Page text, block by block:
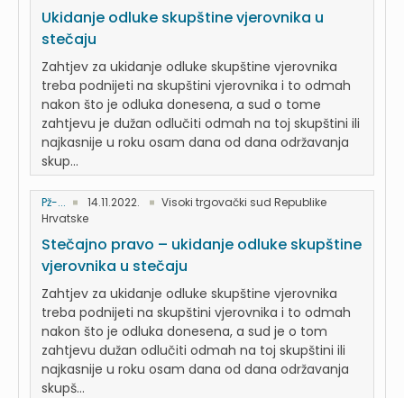
Ukidanje odluke skupštine vjerovnika u
stečaju
Zahtjev za ukidanje odluke skupštine vjerovnika
treba podnijeti na skupštini vjerovnika i to odmah
nakon što je odluka donesena, a sud o tome
zahtjevu je dužan odlučiti odmah na toj skupštini ili
najkasnije u roku osam dana od dana održavanja
skup...
Pž-... 14.11.2022.
Visoki trgovački sud Republike
Hrvatske
Stečajno pravo – ukidanje odluke skupštine
vjerovnika u stečaju
Zahtjev za ukidanje odluke skupštine vjerovnika
treba podnijeti na skupštini vjerovnika i to odmah
nakon što je odluka donesena, a sud je o tom
zahtjevu dužan odlučiti odmah na toj skupštini ili
najkasnije u roku osam dana od dana održavanja
skupš...